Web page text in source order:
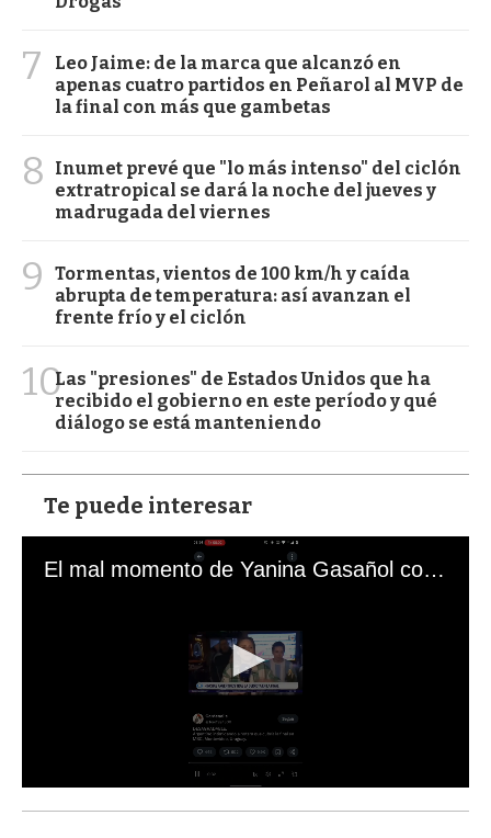
7
Leo Jaime: de la marca que alcanzó en
apenas cuatro partidos en Peñarol al MVP de
la final con más que gambetas
8
Inumet prevé que "lo más intenso" del ciclón
extratropical se dará la noche del jueves y
madrugada del viernes
9
Tormentas, vientos de 100 km/h y caída
abrupta de temperatura: así avanzan el
frente frío y el ciclón
10Las "presiones" de Estados Unidos que ha
recibido el gobierno en este período y qué
diálogo se está manteniendo
Te puede interesar
El mal momento de Yanina Gasañol con un hincha argentino en "Subrayado"
s